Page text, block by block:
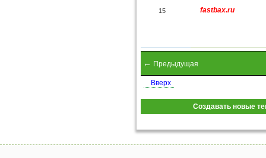
15 fastbax.ru
← Предыдущая
Вверх
Создавать новые